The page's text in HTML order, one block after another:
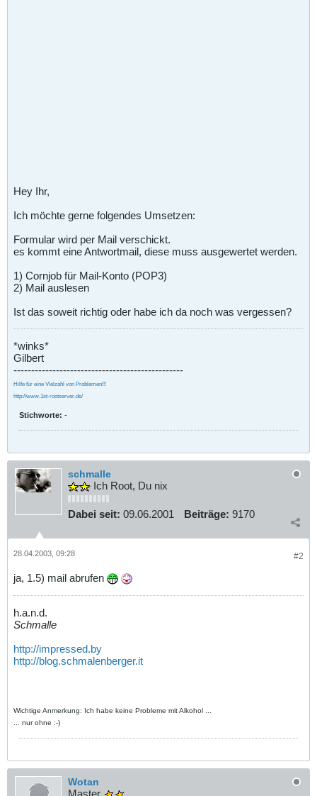
Hey Ihr,
Ich möchte gerne folgendes Umsetzen:
Formular wird per Mail verschickt.
es kommt eine Antwortmail, diese muss ausgewertet werden.
1) Cornjob für Mail-Konto (POP3)
2) Mail auslesen
Ist das soweit richtig oder habe ich da noch was vergessen?
*winks*
Gilbert
------------------------------------------------
Hilfe für eine Vielzahl von Problemen!!!
http://www.1st-rootserver.de/
Stichworte: -
schmalle
Ich Root, Du nix
Dabei seit: 09.06.2001 Beiträge: 9170
#2
28.04.2003, 09:28
ja, 1.5) mail abrufen
h.a.n.d.
Schmalle
http://impressed.by
http://blog.schmalenberger.it
Wichtige Anmerkung: Ich habe keine Probleme mit Alkohol ...
... nur ohne :-)
Wotan
Master